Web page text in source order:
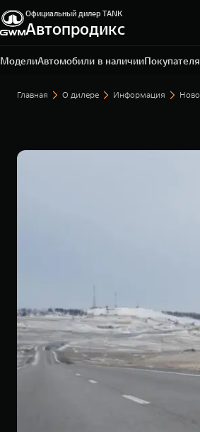
Официальный дилер TANK
Автопродикс
МоделиАвтомобили в наличии
Санкт-Петербург,
+7 (812) 449-99-96
Главная О дилере Информация